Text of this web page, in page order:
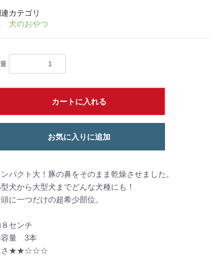
カテゴリ
犬のおやつ
カートに入れる
お気に入りに追加
パクト大！豚の鼻をそのまま乾燥させました。
犬から大型犬までどんな犬種にも！
に一つだけの超希少部位。
センチ
容量 3本
さ★★☆☆☆